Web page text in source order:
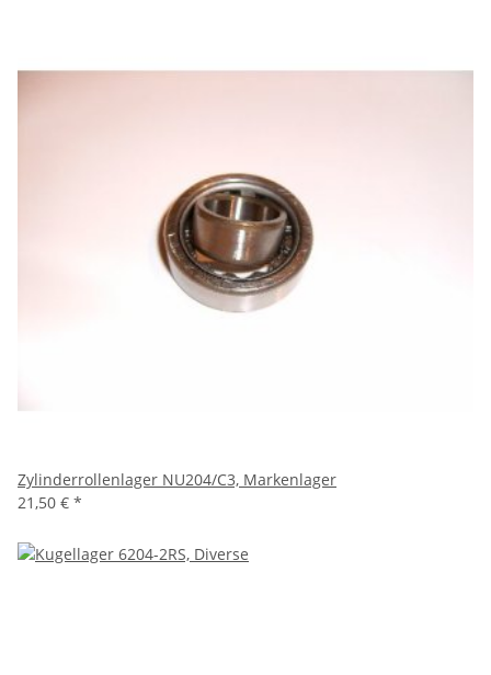
Zylinderrollenlager NU204/C3, Markenlager
21,50 € *